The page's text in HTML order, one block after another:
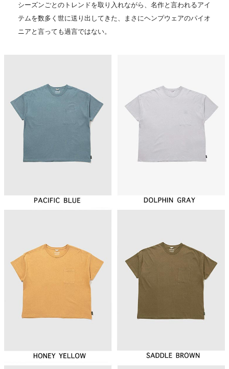
シーズンごとのトレンドを取り入れながら、名作と言われるアイ
テムを数多く世に送り出してきた、まさにヘンプウェアのパイオ
ニアと言っても過言ではない。